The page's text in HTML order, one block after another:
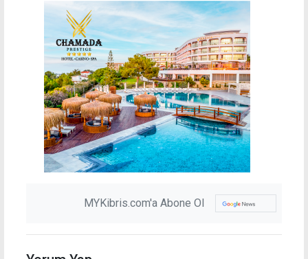
MYKibris.com'a Abone Ol